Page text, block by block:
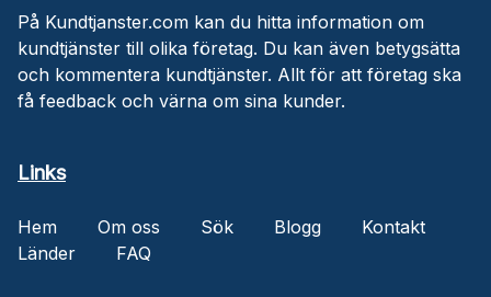
På Kundtjanster.com kan du hitta information om
kundtjänster till olika företag. Du kan även betygsätta
och kommentera kundtjänster. Allt för att företag ska
få feedback och värna om sina kunder.
Links
Hem Om oss Sök Blogg
Kontakt
Länder
FAQ